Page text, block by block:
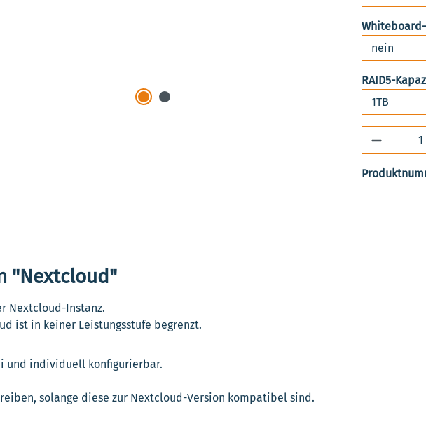
RAID5-
"Nextcloud"
Nextcloud-Instanz.
ist in keiner Leistungsstufe begrenzt.
und individuell konfigurierbar.
solange diese zur Nextcloud-Version kompatibel sind.